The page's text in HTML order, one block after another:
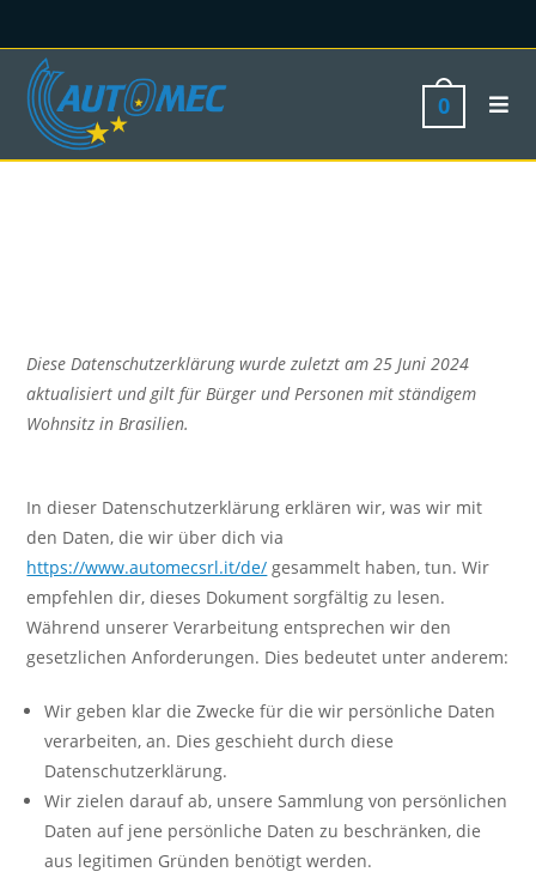
0
Diese Datenschutzerklärung wurde zuletzt am 25 Juni 2024
aktualisiert und gilt für Bürger und Personen mit ständigem
Wohnsitz in Brasilien.
In dieser Datenschutzerklärung erklären wir, was wir mit
den Daten, die wir über dich via
https://www.automecsrl.it/de/ gesammelt haben, tun. Wir
empfehlen dir, dieses Dokument sorgfältig zu lesen.
Während unserer Verarbeitung entsprechen wir den
gesetzlichen Anforderungen. Dies bedeutet unter anderem:
Wir geben klar die Zwecke für die wir persönliche Daten
verarbeiten, an. Dies geschieht durch diese
Datenschutzerklärung.
Wir zielen darauf ab, unsere Sammlung von persönlichen
Daten auf jene persönliche Daten zu beschränken, die
aus legitimen Gründen benötigt werden.